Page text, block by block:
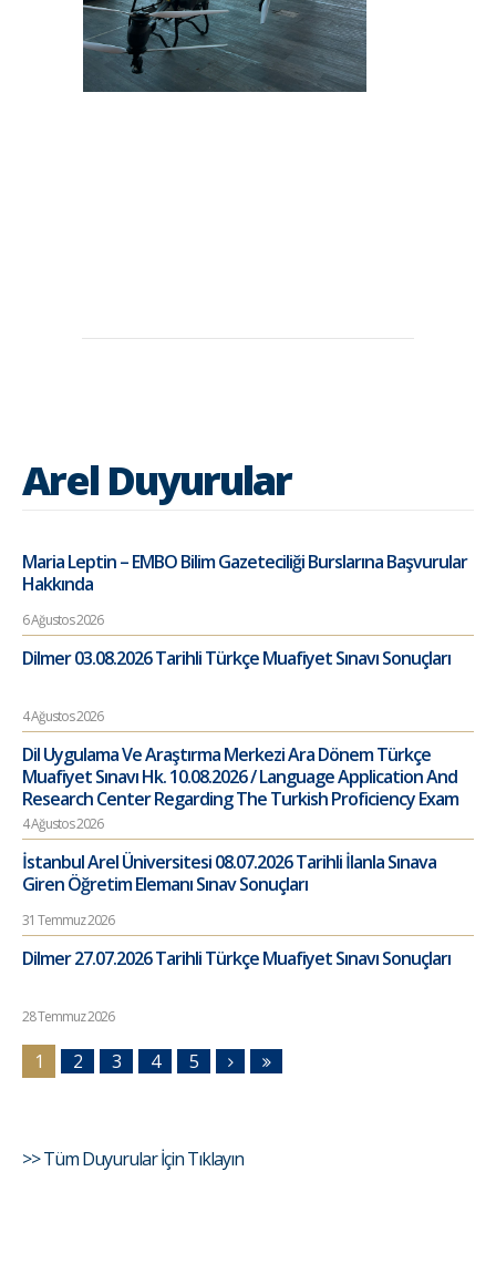
Arel Duyurular
Maria Leptin – EMBO Bilim Gazeteciliği Burslarına Başvurular
Hakkında
6 Ağustos 2026
Dilmer 03.08.2026 Tarihli Türkçe Muafiyet Sınavı Sonuçları
4 Ağustos 2026
Dil Uygulama Ve Araştırma Merkezi Ara Dönem Türkçe
Muafiyet Sınavı Hk. 10.08.2026 / Language Application And
Research Center Regarding The Turkish Proficiency Exam
4 Ağustos 2026
İstanbul Arel Üniversitesi 08.07.2026 Tarihli İlanla Sınava
Giren Öğretim Elemanı Sınav Sonuçları
31 Temmuz 2026
Dilmer 27.07.2026 Tarihli Türkçe Muafiyet Sınavı Sonuçları
28 Temmuz 2026
1 2 3 4 5
>> Tüm Duyurular İçin Tıklayın